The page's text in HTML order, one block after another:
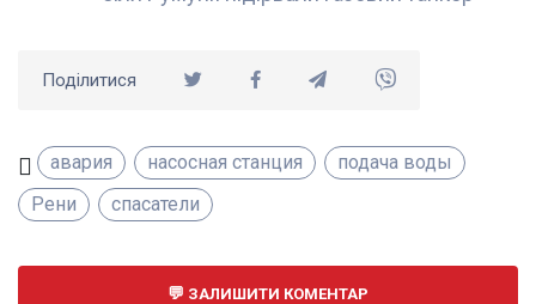
Поділитися
авария насосная станция
подача воды
Рени
спасатели
ЗАЛИШИТИ КОМЕНТАР